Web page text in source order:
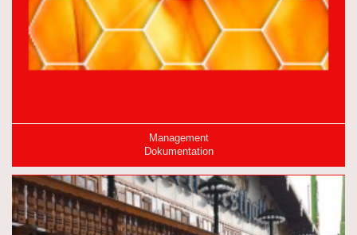
Management
Dokumentation